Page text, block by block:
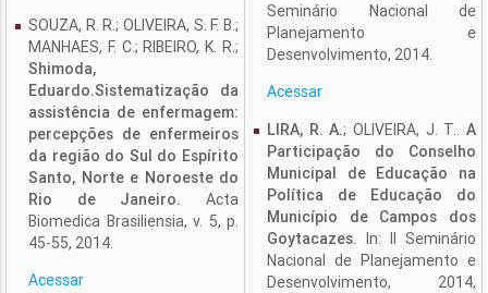
SOUZA, R. R.; OLIVEIRA, S. F. B.;
MANHAES, F. C.; RIBEIRO, K. R.;
Shimoda,
Eduardo.Sistematização da
assistência de enfermagem:
percepções de enfermeiros
da região do Sul do Espírito
Santo, Norte e Noroeste do
Rio de Janeiro. Acta
Biomedica Brasiliensia, v. 5, p.
45-55, 2014.
Acessar
Seminário Nacional de
Planejamento e
Desenvolvimento, 2014.
Acessar
LIRA, R. A.; OLIVEIRA, J. T..A
Participação do Conselho
Municipal de Educação na
Política de Educação do
Município de Campos dos
Goytacazes. In: II Seminário
Nacional de Planejamento e
Desenvolvimento, 2014,